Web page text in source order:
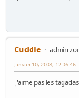
Cuddle
admin
Janvier 10, 2008, 12:06:46
J'aime pas les